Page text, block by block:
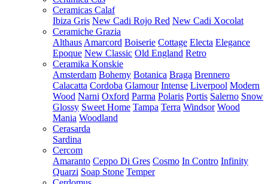
Ceramicas Calaf
Ibiza Gris New Cadi Rojo Red New Cadi Xocolat
Ceramiche Grazia
Althaus Amarcord Boiserie Cottage Electa Elegance
Epoque New Classic Old England Retro
Ceramika Konskie
Amsterdam Bohemy Botanica Braga Brennero
Calacatta Cordoba Glamour Intense Liverpool Modern
Wood Narni Oxford Parma Polaris Portis Salerno Snow
Glossy Sweet Home Tampa Terra Windsor Wood
Mania Woodland
Cerasarda
Sardina
Cercom
Amaranto Ceppo Di Gres Cosmo In Contro Infinity
Quarzi Soap Stone Temper